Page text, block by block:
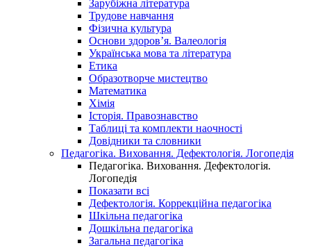
Зарубіжна література
Трудове навчання
Фізична культура
Основи здоров’я. Валеологія
Українська мова та література
Етика
Образотворче мистецтво
Математика
Хімія
Історія. Правознавство
Таблиці та комплекти наочності
Довідники та словники
Педагогіка. Виховання. Дефектологія. Логопедія
Педагогіка. Виховання. Дефектологія.
Логопедія
Показати всі
Дефектологія. Коррекційна педагогіка
Шкільна педагогіка
Дошкільна педагогіка
Загальна педагогіка